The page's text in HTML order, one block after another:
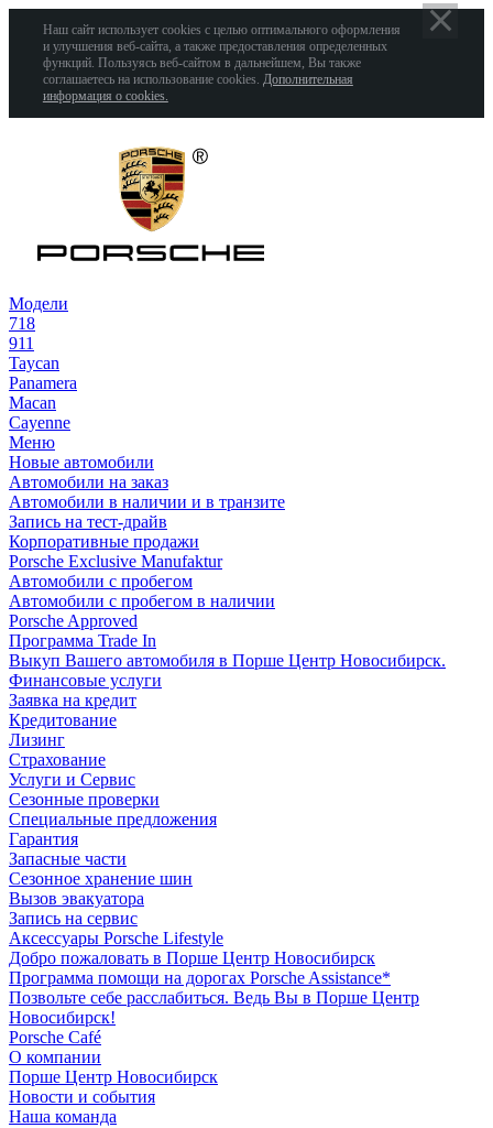
Наш сайт использует cookies с целью оптимального оформления
и улучшения веб-сайта, а также предоставления определенных
функций. Пользуясь веб-сайтом в дальнейшем, Вы также
соглашаетесь на использование cookies. Дополнительная
информация о cookies.
Модели
718
911
Taycan
Panamera
Macan
Cayenne
Меню
Новые автомобили
Автомобили на заказ
Автомобили в наличии и в транзите
Запись на тест-драйв
Корпоративные продажи
Porsche Exclusive Manufaktur
Автомобили с пробегом
Автомобили с пробегом в наличии
Porsche Approved
Программа Trade In
Выкуп Вашего автомобиля в Порше Центр Новосибирск.
Финансовые услуги
Заявка на кредит
Кредитование
Лизинг
Страхование
Услуги и Сервис
Сезонные проверки
Специальные предложения
Гарантия
Запасные части
Сезонное хранение шин
Вызов эвакуатора
Запись на сервис
Аксессуары Porsche Lifestyle
Добро пожаловать в Порше Центр Новосибирск
Программа помощи на дорогах Porsche Assistance*
Позвольте себе расслабиться. Ведь Вы в Порше Центр
Новосибирск!
Porsche Café
О компании
Порше Центр Новосибирск
Новости и события
Наша команда